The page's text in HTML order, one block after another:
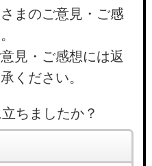
まのご意見・ご感
見・ご感想には返
ください。
ちましたか？